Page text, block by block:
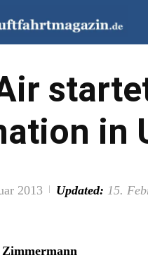
in
2013 Updated: 15.
Zimmermann